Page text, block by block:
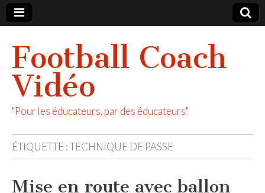
Football Coach
Vidéo
"Pour les éducateurs, par des éducateurs"
ÉTIQUETTE :TECHNIQUE DE PASSE
Mise en route avec ballon